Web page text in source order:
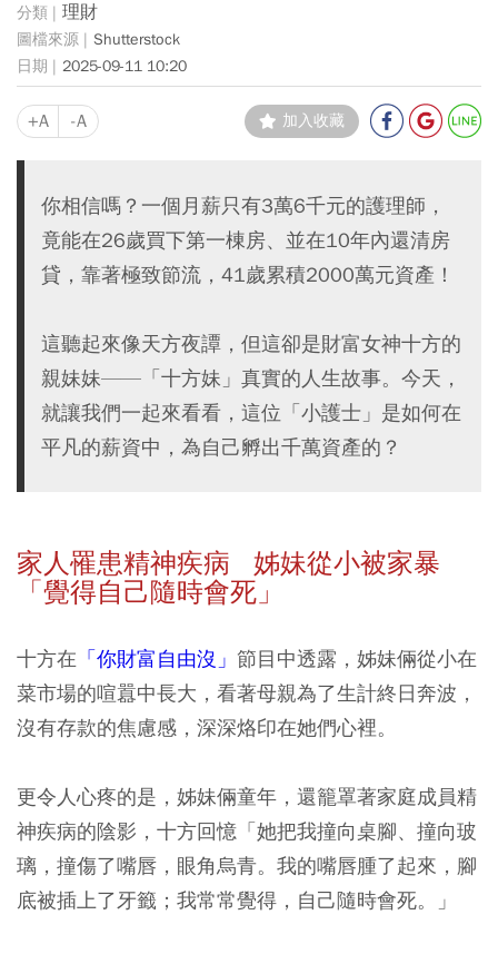
理財
Shutterstock
2025-09-11 10:20
+A -A 加入收藏
你相信嗎？一個月薪只有3萬6千元的護理師，
竟能在26歲買下第一棟房、並在10年內還清房
貸，靠著極致節流，41歲累積2000萬元資產！
這聽起來像天方夜譚，但這卻是財富女神十方的
親妹妹——「十方妹」真實的人生故事。今天，
就讓我們一起來看看，這位「小護士」是如何在
平凡的薪資中，為自己孵出千萬資產的？
家人罹患精神疾病 姊妹從小被家暴
「覺得自己隨時會死」
十方在 「你財富自由沒」 節目中透露，姊妹倆從小在
菜市場的喧囂中長大，看著母親為了生計終日奔波，
沒有存款的焦慮感，深深烙印在她們心裡。
更令人心疼的是，姊妹倆童年，還籠罩著家庭成員精
神疾病的陰影，十方回憶「她把我撞向桌腳、撞向玻
璃，撞傷了嘴唇，眼角烏青。我的嘴唇腫了起來，腳
底被插上了牙籤；我常常覺得，自己隨時會死。」